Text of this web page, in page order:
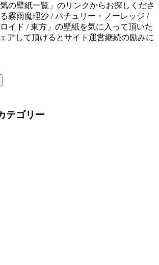
の壁紙一覧」のリンクからお探しくださ
霧雨魔理沙 / パチュリー・ノーレッジ /
イド / 東方」の壁紙を気に入って頂いた
アして頂けるとサイト運営継続の励みに
テゴリー